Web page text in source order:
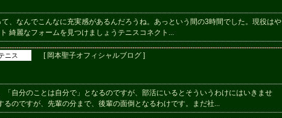
、なんでこんなに充実感があるんだろうね。あっという間の3時間でした。現役はや
綺麗なフォームを見つけましょうテニスコネクト...
ニス [ 岡本聖子オフィシャルブログ ]
「自分のことは自分で」となるのですが、部活にいるとそういうわけにはいきませ
のですが、先輩の分まで、後輩の面倒となるわけです。まだ社...